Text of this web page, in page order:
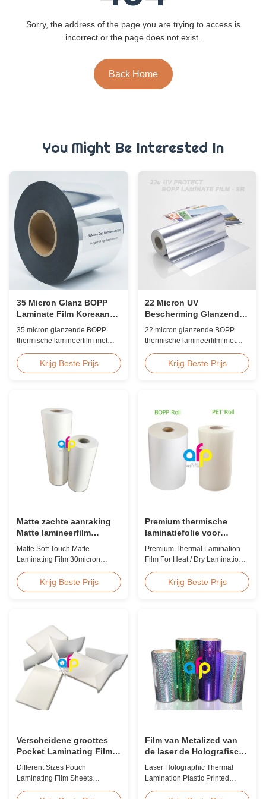
Sorry, the address of the page you are trying to access is
incorrect or the page does not exist.
Back Home
You Might Be Interested In
35 Micron Glanz BOPP
Laminate Film Koreaanse
EVA Hoge Snelheid
60m/min
35 micron glanzende BOPP
thermische lamineerfilm met
kleefstof, 2200 mm breed, 60
m/min lamineersnelheid, 92%
Krijg Beste Prijs
22 Micron UV
Bescherming Glanzende
BOPP Laminate Film
Krasbestendig
22 micron glanzende BOPP
thermische lamineerfilm met
krasbestendige harde coating,
2000 mm breed en ≥92%
weergavetoepassingen.
Krijg Beste Prijs
Matte zachte aanraking
Matte lamineerfilm
30micron 35micron Voor
luxe verpakkingen
Matte Soft Touch Matte
Laminating Film 30micron
Consumption Fingerprint Free
Soft Touch Matte Laminating
free laminate is specifically
engineered for luxury packaging
applications. ...
Krijg Beste Prijs
Premium thermische
laminatiefolie voor
warm/droog lamineren 12
- 350 micron
Premium Thermal Lamination
Film For Heat / Dry Lamination
Lamination Use Premium
Laminating Roll Thermal
(Biaxially Oriented
Polypropylene) Film Thickness
Krijg Beste Prijs
Verscheidene groottes
Pocket Laminating Film
Sheets Vochtbestendige
BV-certificering
Different Sizes Pouch
Laminating Film Sheets
Film van Metalized van
de laser de Holografische
Thermische Laminering
Plastiek Gedrukte voor
Laser Holographic Thermal
Lamination Plastic Printed